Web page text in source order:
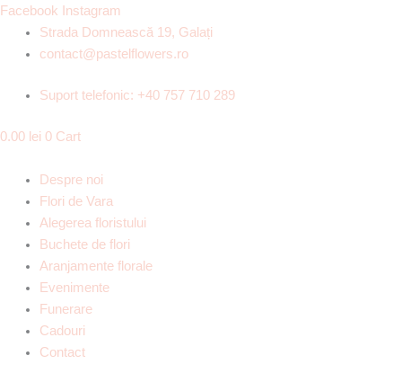
Skip
content
Facebook
Instagram
Strada Domnească 19, Galați
contact@pastelflowers.ro
Suport telefonic: +40 757 710 289
0.00 lei 0 Cart
Despre noi
Flori de Vara
Alegerea floristului
Buchete de flori
Aranjamente florale
Evenimente
Funerare
Cadouri
Contact
Products
search
Products
search